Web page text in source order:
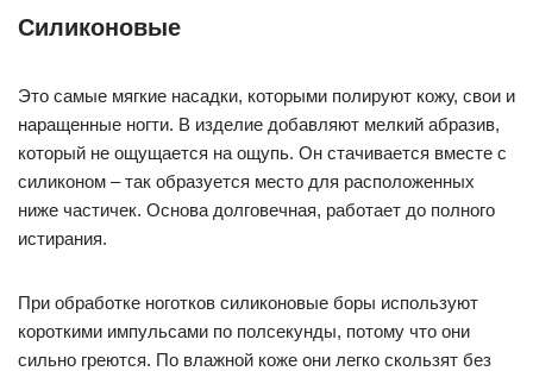
Силиконовые
Это самые мягкие насадки, которыми полируют кожу, свои и
наращенные ногти. В изделие добавляют мелкий абразив,
который не ощущается на ощупь. Он стачивается вместе с
силиконом – так образуется место для расположенных
ниже частичек. Основа долговечная, работает до полного
истирания.
При обработке ноготков силиконовые боры используют
короткими импульсами по полсекунды, потому что они
сильно греются. По влажной коже они легко скользят без